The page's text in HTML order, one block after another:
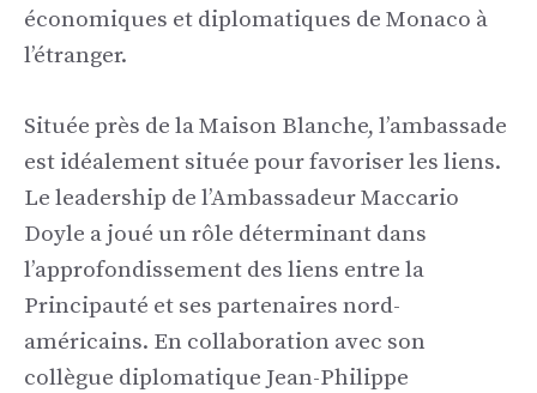
économiques et diplomatiques de Monaco à
l’étranger.
Située près de la Maison Blanche, l’ambassade
est idéalement située pour favoriser les liens.
Le leadership de l’Ambassadeur Maccario
Doyle a joué un rôle déterminant dans
l’approfondissement des liens entre la
Principauté et ses partenaires nord-
américains. En collaboration avec son
collègue diplomatique Jean-Philippe